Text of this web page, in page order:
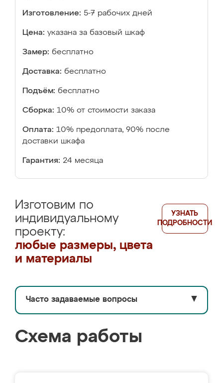
Изготовление: 5-7 рабочих дней
Цена: указана за базовый шкаф
Замер: бесплатно
Доставка: бесплатно
Подъём: бесплатно
Сборка: 10% от стоимости заказа
Оплата: 10% предоплата, 90% после
доставки шкафа
Гарантия: 24 месяца
Изготовим по
индивидуальному
проекту:
любые размеры, цвета
и материалы
УЗНАТЬ
ПОДРОБНОСТИ
Часто задаваемые вопросы ▼
Схема работы